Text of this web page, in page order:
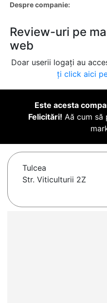
Despre companie:
Review-uri pe
web
Doar userii logați au
ți click aici
Este acesta
Felicitări! Aă cum să
Tulcea
Str. Viticulturii 2Z